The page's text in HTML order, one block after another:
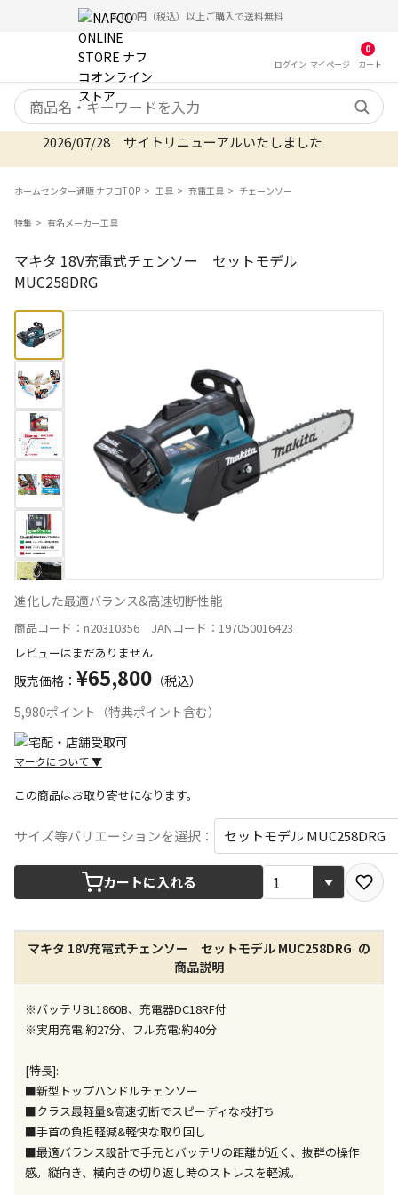
5,000円（税込）以上ご購入で送料無料
ログイン マイ ページ
0
カート
検索キーワード
2026/07/28 サイトリニューアルいたしました
ホームセンター通販 ナフコTOP 工具 充電工具 チェーンソー
特集 有名メーカー工具
マキタ 18V充電式チェンソー セットモデル
MUC258DRG
進化した最適バランス&高速切断性能
商品コード：n20310356 JANコード：197050016423
レビューはまだありません
販売価格： ¥65,800 （税込）
5,980ポイント（特典ポイント含む）
マークについて ▼
宅配や店舗受取を選択できる商品です
店舗のみで受取できる商品です（宅配便でのお届けが
す
特定の店舗のみで受取ができる商品です（宅配便での
※同時購入の商品は、全て同じ店舗での受取となりま
す
が、ご購入手続きを分けてお買い求めください
※支払い方法の代金引換は選択できません。
※電話注文はできません。
宅配のみでお届けする商品です（店舗受取は選択でき
ません）
この商品はお取り寄せになります。
サイズ等バリエーションを選択：
カートに入れる
マキタ 18V充電式チェンソー セットモデル MUC258DRG の
商品説明
※バッテリBL1860B、充電器DC18RF付
※実用充電:約27分、フル充電:約40分
[特長]:
■新型トップハンドルチェンソー
■クラス最軽量&高速切断でスピーディな枝打ち
■手首の負担軽減&軽快な取り回し
■最適バランス設計で手元とバッテリの距離が近く、抜群の操作
感。縦向き、横向きの切り返し時のストレスを軽減。